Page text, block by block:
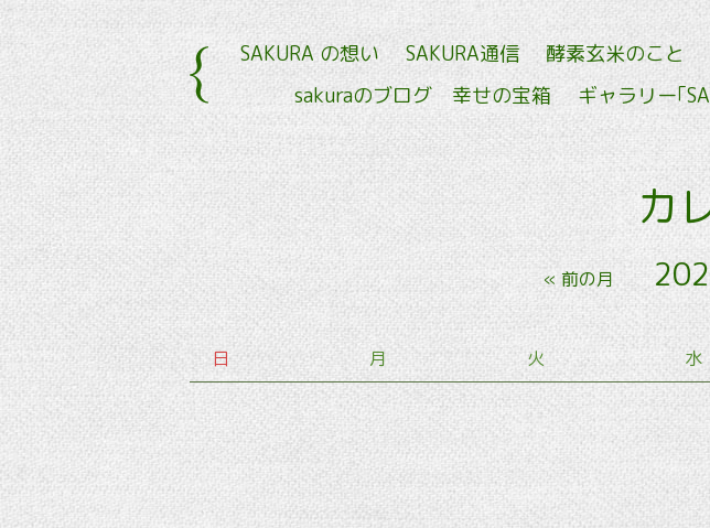
SAKURA の想い SAKURA通信 酵素玄米のこと
sakuraのブログ 幸せの宝箱
ギャラリー｢
カ
« 前の月
日 月 火 水